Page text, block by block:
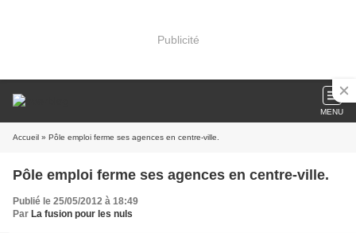
Publicité
MENU
Accueil » Pôle emploi ferme ses agences en centre-ville.
Pôle emploi ferme ses agences en centre-ville.
Publié le 25/05/2012 à 18:49
Par La fusion pour les nuls